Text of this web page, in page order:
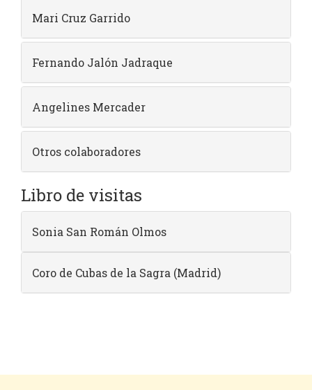
Mari Cruz Garrido
Fernando Jalón Jadraque
Angelines Mercader
Otros colaboradores
Libro de visitas
Sonia San Román Olmos
Coro de Cubas de la Sagra (Madrid)